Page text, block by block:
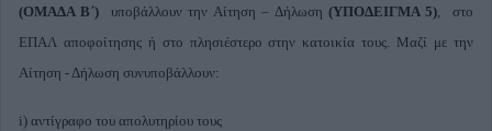
(ΟΜΑΔΑ Β΄) υποβάλλουν την Αίτηση – Δήλωση (ΥΠΟΔΕΙΓΜΑ 5), στο
ΕΠΑΛ αποφοίτησης ή στο πλησιέστερο στην κατοικία τους. Μαζί με την
Αίτηση - Δήλωση συνυποβάλλουν:
i) αντίγραφο του απολυτηρίου τους